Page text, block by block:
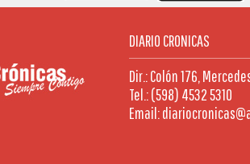
DIARIO CRONICAS
Dir.: Colón 176,
Tel.: (598) 4532 5310
Email: